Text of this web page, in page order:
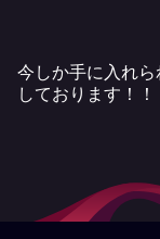
今しか手に入れ
しております！！